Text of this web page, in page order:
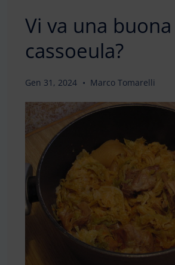
Vi va una buona
cassoeula?
Gen 31, 2024 Marco Tomarelli